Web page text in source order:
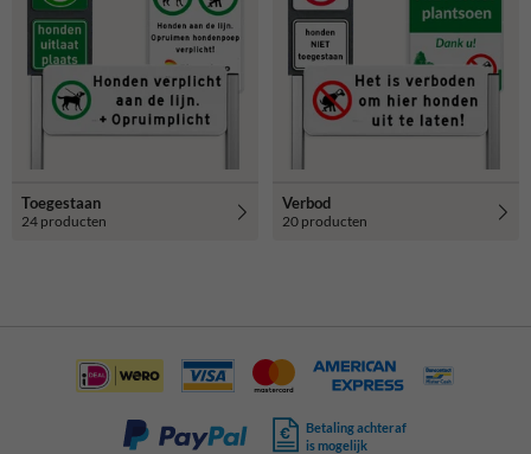
Toegestaan
24 producten
Verbod
20 producten
Betaling achteraf
is mogelijk